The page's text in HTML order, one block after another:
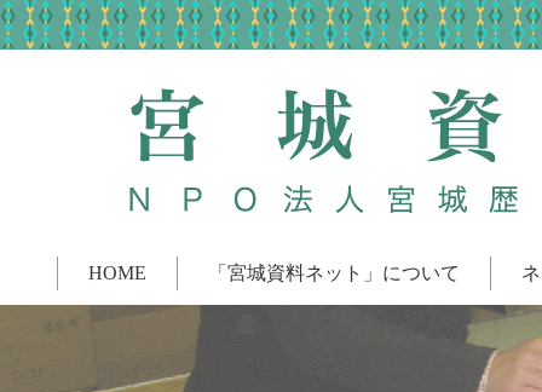
HOME 「宮城資料ネット」について